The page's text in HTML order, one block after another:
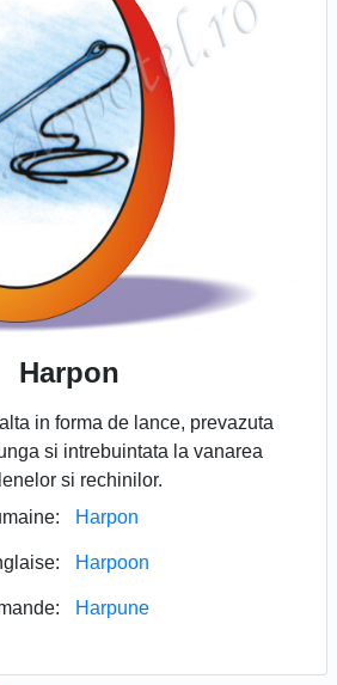
Harpon
in forma de lance, prevazuta
si intrebuintata la vanarea
si rechinilor.
Harpon
Harpoon
Harpune